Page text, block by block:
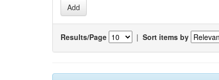
Results/Page | Sort items by